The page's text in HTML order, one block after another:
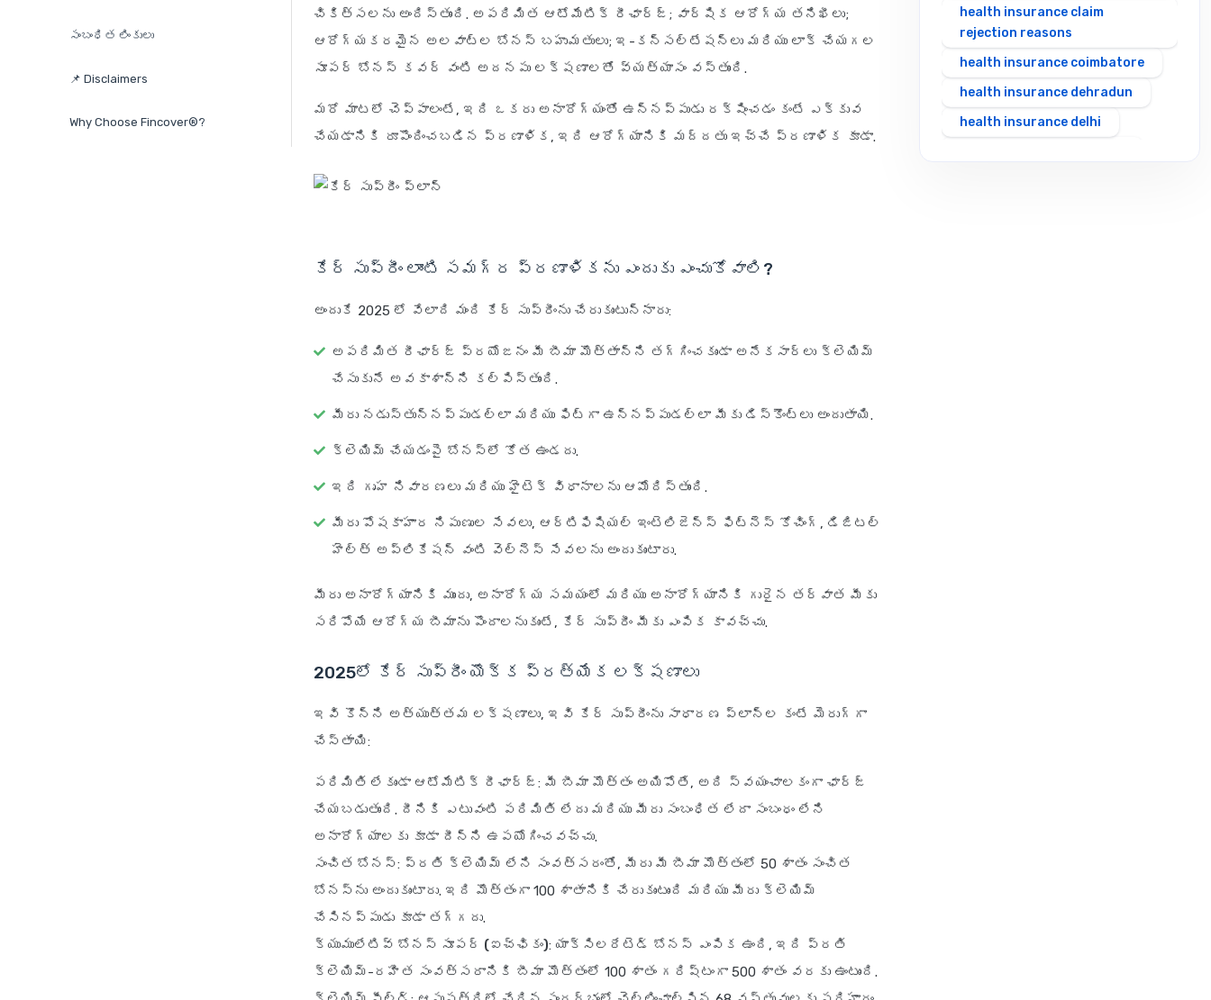
సంబంధిత లింకులు
📌 Disclaimers
Why Choose Fincover®?
చికిత్సలను అందిస్తుంది. అపరిమిత ఆటోమేటిక్ రీఛార్జ్; వార్షిక ఆరోగ్య తనిఖీలు;
ఆరోగ్యకరమైన అలవాట్ల బోనస్ బహుమతులు; ఇ-కన్సల్టేషన్లు మరియు లాక్ చేయగల
సూపర్ బోనస్ కవర్ వంటి అదనపు లక్షణాలతో వ్యత్యాసం వస్తుంది.
మరో మాటలో చెప్పాలంటే, ఇది ఒకరు అనారోగ్యంతో ఉన్నప్పుడు రక్షించడం కంటే ఎక్కువ
చేయడానికి రూపొందించబడిన ప్రణాళిక, ఇది ఆరోగ్యానికి మద్దతు ఇచ్చే ప్రణాళిక కూడా.
కేర్ సుప్రీం లాంటి సమగ్ర ప్రణాళికను ఎందుకు ఎంచుకోవాలి?
అందుకే 2025 లో వేలాది మంది కేర్ సుప్రీంను చేరుకుంటున్నారు:
అపరిమిత రీఛార్జ్ ప్రయోజనం మీ బీమా మొత్తాన్ని తగ్గించకుండా అనేకసార్లు క్లెయిమ్
చేసుకునే అవకాశాన్ని కల్పిస్తుంది.
మీరు నడుస్తున్నప్పుడల్లా మరియు ఫిట్‌గా ఉన్నప్పుడల్లా మీకు డిస్కౌంట్లు అందుతాయి.
క్లెయిమ్ చేయడంపై బోనస్‌లో కోత ఉండదు.
ఇది గృహ నివారణలు మరియు హైటెక్ విధానాలను ఆమోదిస్తుంది.
మీరు పోషకాహార నిపుణుల సేవలు, ఆర్టిఫిషియల్ ఇంటెలిజెన్స్ ఫిట్‌నెస్ కోచింగ్, డిజిటల్
హెల్త్ అప్లికేషన్ వంటి వెల్‌నెస్ సేవలను అందుకుంటారు.
మీరు అనారోగ్యానికి ముందు, అనారోగ్య సమయంలో మరియు అనారోగ్యానికి గురైన తర్వాత మీకు
సరిపోయే ఆరోగ్య బీమాను పొందాలనుకుంటే, కేర్ సుప్రీం మీకు ఎంపిక కావచ్చు.
2025లో కేర్ సుప్రీం యొక్క ప్రత్యేక లక్షణాలు
ఇవి కొన్ని అత్యుత్తమ లక్షణాలు, ఇవి కేర్ సుప్రీంను సాధారణ ప్లాన్‌ల కంటే మెరుగ్గా
చేస్తాయి:
పరిమితి లేకుండా ఆటోమేటిక్ రీఛార్జ్: మీ బీమా మొత్తం అయిపోతే, అది స్వయంచాలకంగా ఛార్జ్
చేయబడుతుంది. దీనికి ఎటువంటి పరిమితి లేదు మరియు మీరు సంబంధిత లేదా సంబంధం లేని
అనారోగ్యాలకు కూడా దీన్ని ఉపయోగించవచ్చు.
సంచిత బోనస్: ప్రతి క్లెయిమ్ లేని సంవత్సరంతో, మీరు మీ బీమా మొత్తంలో 50 శాతం సంచిత
బోనస్‌ను అందుకుంటారు. ఇది మొత్తంగా 100 శాతానికి చేరుకుంటుంది మరియు మీరు క్లెయిమ్
చేసినప్పుడు కూడా తగ్గదు.
క్యుములేటివ్ బోనస్ సూపర్ (ఐచ్ఛికం): యాక్సిలరేటెడ్ బోనస్ ఎంపిక ఉంది, ఇది ప్రతి
క్లెయిమ్-రహిత సంవత్సరానికి బీమా మొత్తంలో 100 శాతం గరిష్టంగా 500 శాతం వరకు ఉంటుంది.
health insurance claim
rejection reasons
health insurance coimbatore
health insurance dehradun
health insurance delhi